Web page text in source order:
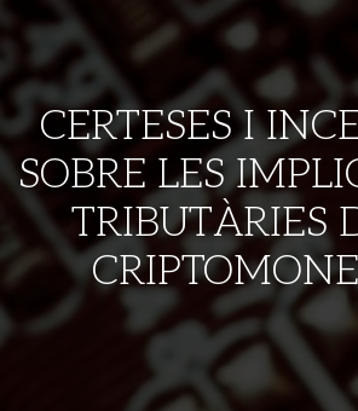
CERTESES I
SOBRE LES
TRIBUTÀRIES